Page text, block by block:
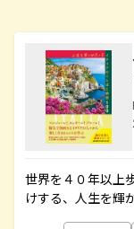
世界を４０年以上
けする、人生を輝